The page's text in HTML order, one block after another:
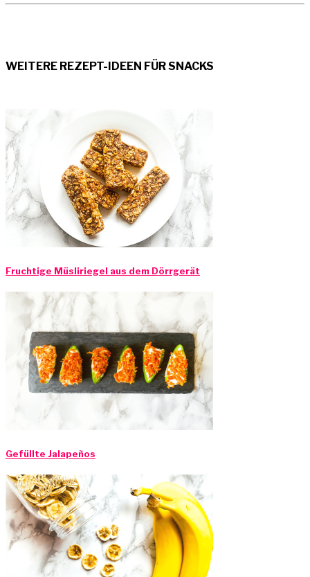
WEITERE REZEPT-IDEEN FÜR SNACKS
Fruchtige Müsliriegel aus dem Dörrgerät
Gefüllte Jalapeños